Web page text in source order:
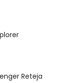
Reteja